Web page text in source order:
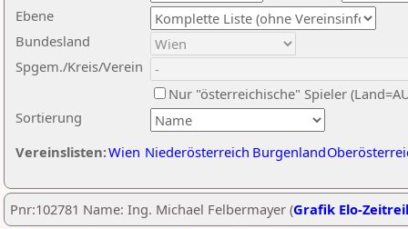
Ebene
Sortierung
Bundesland
Spgem./Kreis/Verein
Nur "österreichische" Spieler
Vereinslisten:Wien Niederösterreich Burgenland
Pnr:102781 Name: Ing. Michael Felbermayer (Grafik Elo-